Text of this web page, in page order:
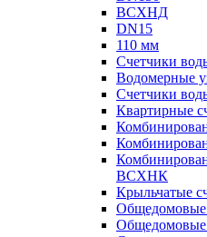
ВСХНД
DN15
110 мм
Счетчики
Водомерные
Счетчики
Квартирные
ВСХНК
Крыльчатые
Общедомовые
Общедомовые